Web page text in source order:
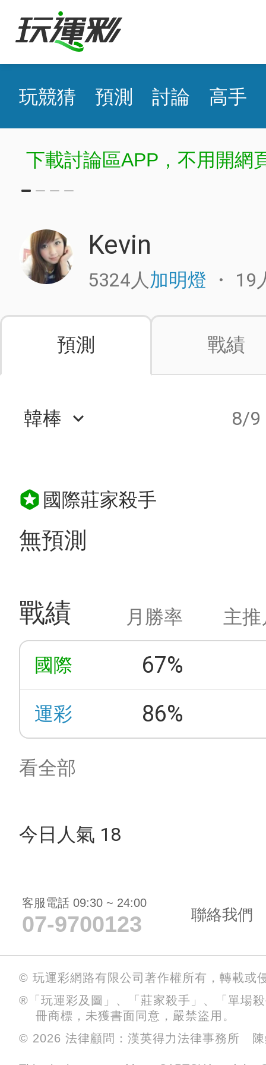
玩競猜 預測 討論 高手
下載討論區APP，不用開網
Kevin
5324人加明燈 ・ 19
預測 戰績
韓棒 keyboard_arrow_down 8/9
國際莊家殺手
無預測
戰績 月勝率 主
國際 67%
運彩 86%
看全部
今日人氣 18
客服電話 09:30 ~ 24:00
07-9700123 聯絡我們
© 玩運彩網路有限公司著作權所有，轉載或
®「玩運彩及圖」、「莊家殺手」、「單場
冊商標，未獲書面同意，嚴禁盜用。
© 2026 法律顧問：漢英得力法律事務所 陳